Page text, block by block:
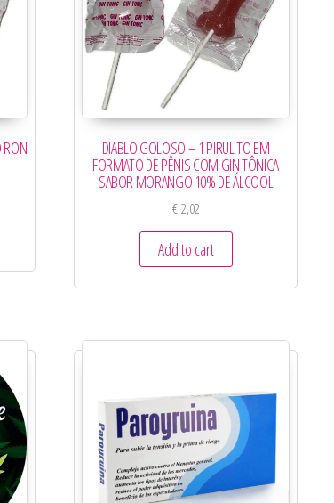
RON DIABLO GOLOSO – 1 PIRULITO EM
FORMATO DE PÊNIS COM GIN TÔNICA
SABOR MORANGO 10% DE ÁLCOOL
€2,02
Add to cart